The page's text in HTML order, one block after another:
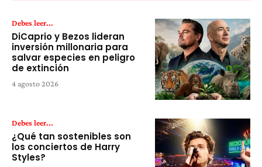
Debes leer...
DiCaprio y Bezos lideran
inversión millonaria para
salvar especies en peligro
de extinción
4 agosto 2026
Debes leer...
¿Qué tan sostenibles son
los conciertos de Harry
Styles?